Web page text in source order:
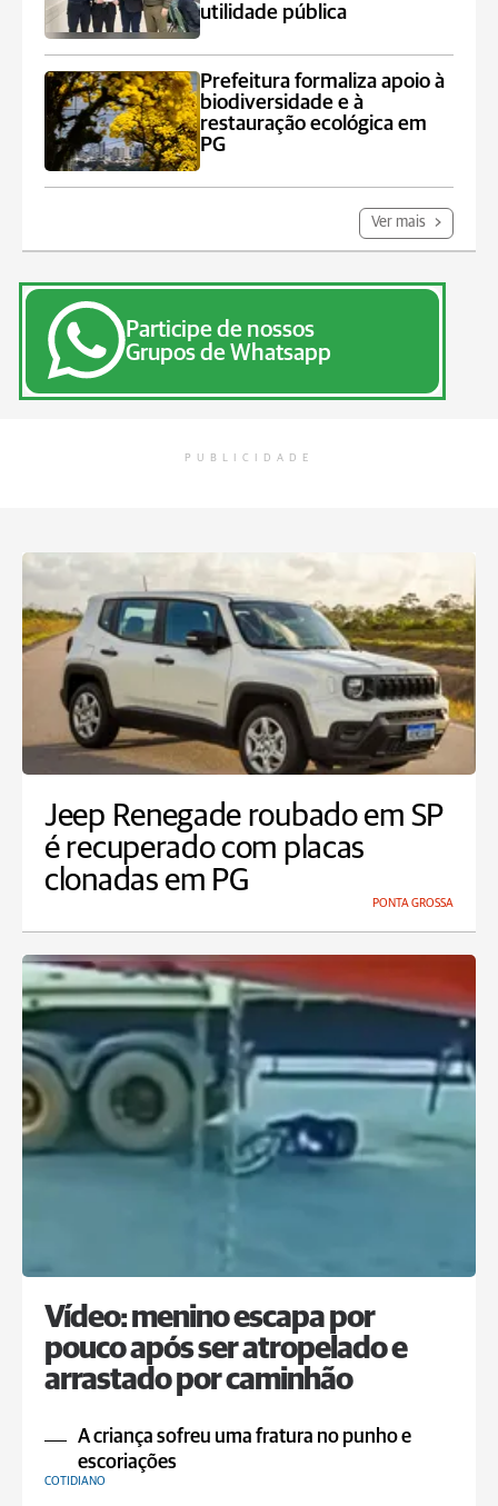
utilidade pública
Prefeitura formaliza apoio à
biodiversidade e à
restauração ecológica em
PG
Ver mais
Participe de nossos
Grupos de Whatsapp
PUBLICIDADE
Jeep Renegade roubado em SP
é recuperado com placas
clonadas em PG
PONTA GROSSA
Vídeo: menino escapa por
pouco após ser atropelado e
arrastado por caminhão
A criança sofreu uma fratura no punho e
escoriações
COTIDIANO